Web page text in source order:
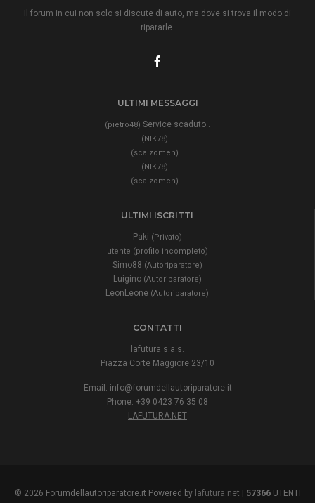
Il forum in cui non solo si discute di auto, ma dove si trova il modo di
ripararle.
ULTIMI MESSAGGI
(pietro48) Service scaduto..
(NIK78)
(scalzomen)
(NIK78)
(scalzomen)
ULTIMI ISCRITTI
Paki (Privato)
utente (profilo incompleto)
Simo88 (Autoriparatore)
Luigino (Autoriparatore)
LeonLeone (Autoriparatore)
CONTATTI
lafutura s.a.s.
Piazza Corte Maggiore 23/10
Email: info@forumdellautoriparatore.it
Phone: +39 0423 76 35 08
LAFUTURA.NET
© 2026 Forumdellautoriparatore.it Powered by lafutura.net | 57366UTENTI